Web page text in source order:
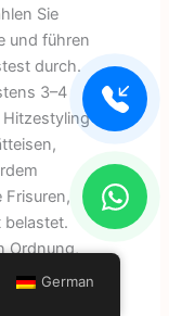
Sie
und führen
durch.
3–4
Frisuren,
belastet.
Ordnung,
verankert
German